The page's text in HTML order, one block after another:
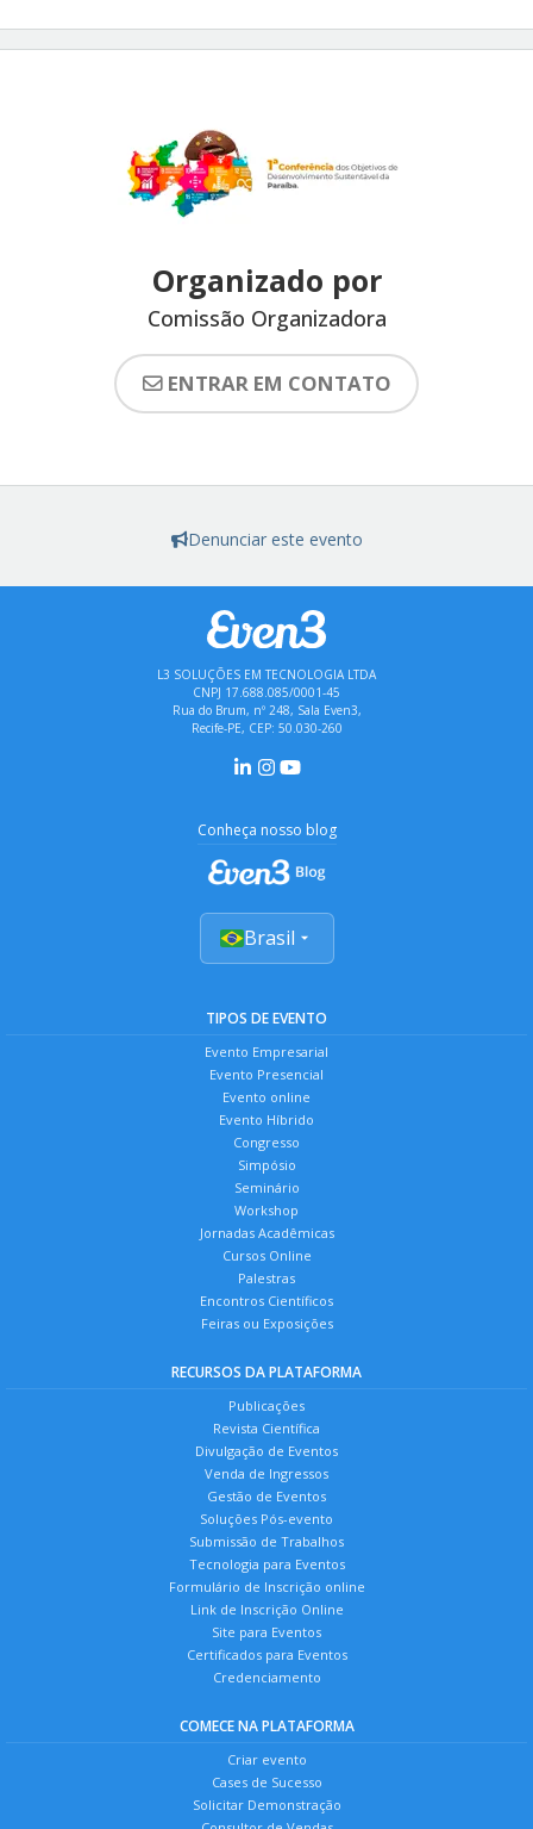
Organizado por
Comissão Organizadora
ENTRAR EM CONTATO
Denunciar este evento
L3 SOLUÇÕES EM TECNOLOGIA LTDA
CNPJ 17.688.085/0001-45
Rua do Brum, nº 248, Sala Even3,
Recife-PE, CEP: 50.030-260
Conheça nosso blog
Brasil
TIPOS DE EVENTO
Evento Empresarial
Evento Presencial
Evento online
Evento Híbrido
Congresso
Simpósio
Seminário
Workshop
Jornadas Acadêmicas
Cursos Online
Palestras
Encontros Científicos
Feiras ou Exposições
RECURSOS DA PLATAFORMA
Publicações
Revista Científica
Divulgação de Eventos
Venda de Ingressos
Gestão de Eventos
Soluções Pós-evento
Submissão de Trabalhos
Tecnologia para Eventos
Formulário de Inscrição online
Link de Inscrição Online
Site para Eventos
Certificados para Eventos
Credenciamento
COMECE NA PLATAFORMA
Criar evento
Cases de Sucesso
Solicitar Demonstração